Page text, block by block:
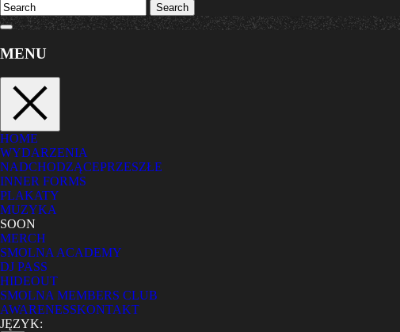
Search
MENU
HOME
WYDARZENIA
NADCHODZĄCEPRZESZŁE
INNER FORMS
PLAKATY
MUZYKA
SOON
MERCH
SMOLNA ACADEMY
DJ PASS
HIDEOUT
SMOLNA MEMBERS CLUB
AWARENESSKONTAKT
JĘZYK: